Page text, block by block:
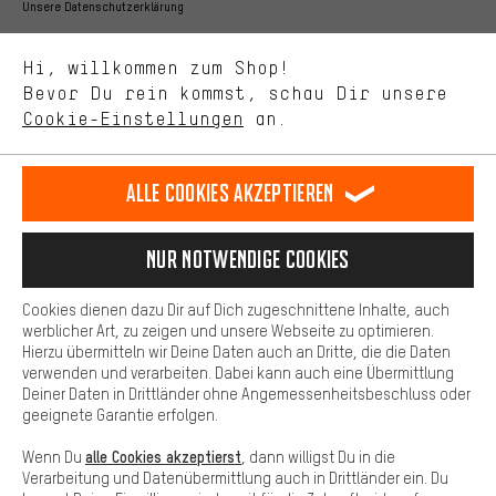
Unsere Datenschutzerklärung
Sprache"
Deutsch
DE english
EN español
ES français
FR
VERTRAG WIDERRUFEN Aachener Community Affiliateprogramm
Datenschutz Allgemeine Geschäftsbedingungen
Hinweisgebersystem Hinweise zur Batterieentsorgung
Cookie-Einstellungen Kontrast ändern
Alle Preise verstehen sich in Euro und exkl. MwSt zuzüglich
Versandkostenfür Lieferung nachUSA.
Hi, willkommen zum Shop!
Bevor Du rein kommst, schau Dir unsere
Cookie-Einstellungen an.
Bessere Leistung
Uns interessiert, was Du in unserem Shop suchst und brauchst.
selbst Einfluss auf die Verbesserung unserer Webseite und
unseres Shop-Angebots.
Dein Shopping-Erlebnis wird komfortabler. Mit Komfort-Cookies
stellen wir Verknüpfungen zu Social Media Plattformen her. So
können wir dir weitere nützliche Inhalte und Informationen zur
Verfügung stellen. Zudem hast du die Möglichkeit zusätzliche
Services zu nutzen, die es dir erleichtern die richtigen Produkte zu
finden. Beispielsweise bieten wir eine Chat-Funktion an, damit
Fragen schnell und unkompliziert beantwortet werden können.
Basis
Basis-Cookies gewährleisten, dass Du unsere Webseite
grundsätzlich nutzen kannst.
Alle Cookies akzeptieren
Nur Notwendige Cookies
Cookies dienen dazu Dir auf Dich zugeschnittene Inhalte, auch
werblicher Art, zu zeigen und unsere Webseite zu optimieren.
Hierzu übermitteln wir Deine Daten auch an Dritte, die die Daten
verwenden und verarbeiten. Dabei kann auch eine Übermittlung
Deiner Daten in Drittländer ohne Angemessenheitsbeschluss oder
geeignete Garantie erfolgen.
Wenn Du alle Cookies akzeptierst , dann willigst Du in die
Verarbeitung und Datenübermittlung auch in Drittländer ein. Du